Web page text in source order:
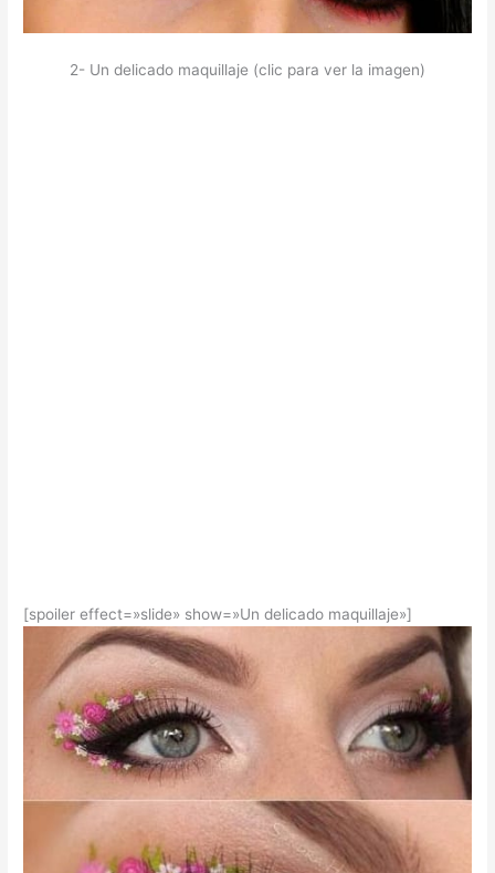
2- Un delicado maquillaje (clic para ver la imagen)
[spoiler effect=»slide» show=»Un delicado maquillaje»]